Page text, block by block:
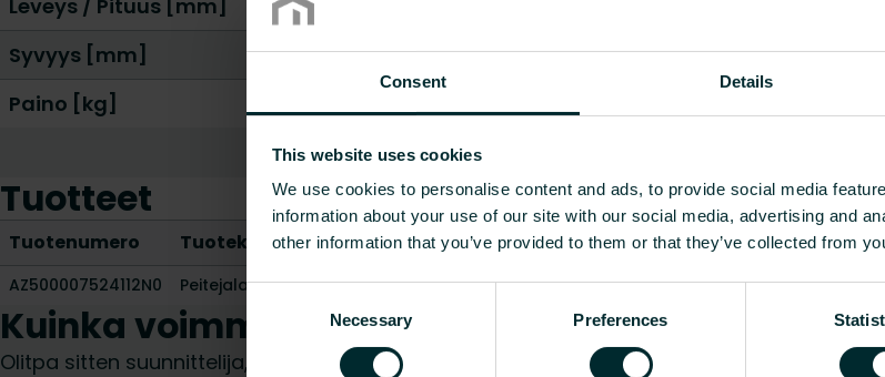
Consent Details
This website uses cookies
We use cookies to personalise content and ads, to provide social media
information about your use of our site with our social media, advertising and
other information that you’ve provided to them or that they’ve collected from
Consent
Selection
Necessary Preferences
Leveys / Pituus [mm]
Syvyys [mm]
130
Paino [kg]
Tuotteet
Tuotenumero Tuotekuvaus Paino [kg] CO2/Kg ekvivalentti per kg materiaalia
AZ500007524112N0 Peitejalat 0.7 -
Kuinka voimme auttaa sinua?
Olitpa sitten suunnittelija, asentaja, arkkitehti, tukkumyyjä tai loppukäyttäjä, valitse